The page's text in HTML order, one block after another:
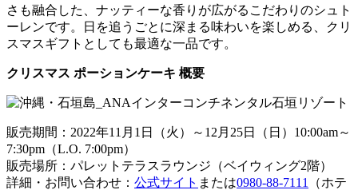
さも融合した、ナッティーな香りが広がるこだわりのシュト
ーレンです。日を追うごとに深まる味わいを楽しめる、クリ
スマスギフトとしても最適な一品です。
クリスマス ポーションケーキ 概要
販売期間：2022年11月1日（火）～12月25日（日）10:00am～
7:30pm（L.O. 7:00pm）
販売場所：パレットテラスラウンジ（ベイウィング2階）
詳細・お問い合わせ： 公式サイト または0980-88-7111
（ホテ